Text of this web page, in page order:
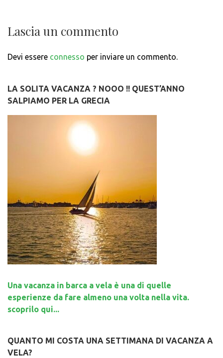
Lascia un commento
Devi essere connesso per inviare un commento.
LA SOLITA VACANZA ? NOOO !! QUEST’ANNO
SALPIAMO PER LA GRECIA
Una vacanza in barca a vela è una di quelle
esperienze da fare almeno una volta nella vita.
scoprilo qui...
QUANTO MI COSTA UNA SETTIMANA DI VACANZA A
VELA?